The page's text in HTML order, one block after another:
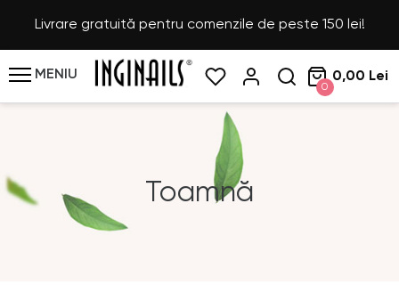
Livrare gratuită pentru comenzile de peste 150 lei!
MENIU
0
0,00 Lei
Toamnă